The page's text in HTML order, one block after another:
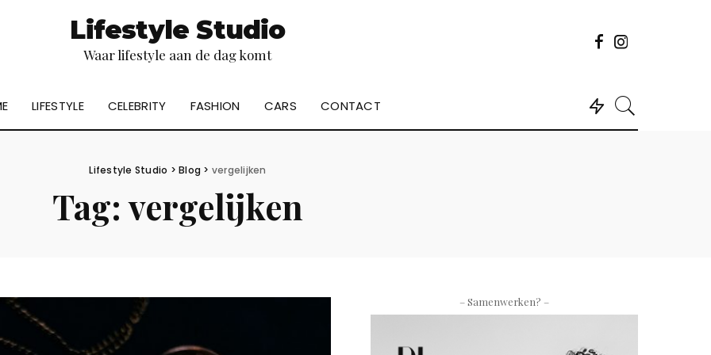
Lifestyle Studio
Waar lifestyle aan de dag komt
LIFESTYLE CELEBRITY FASHION CARS CONTACT
Lifestyle Studio >Blog > vergelijken
Tag:vergelijken
– Samenwerken? –